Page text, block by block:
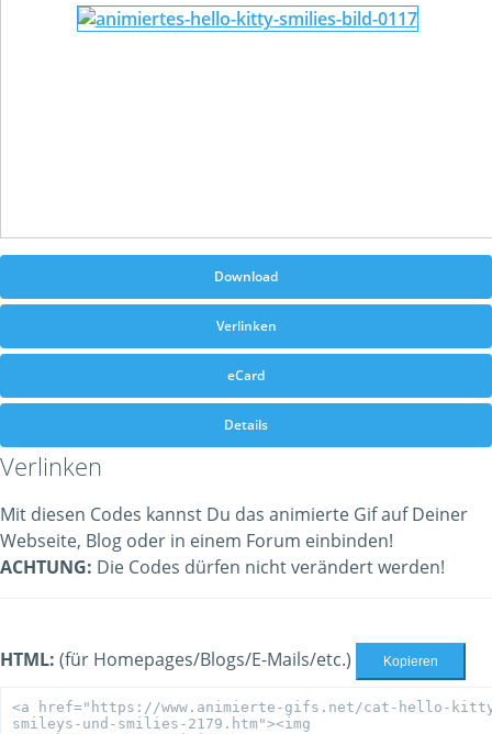
Download
Verlinken
eCard
Details
Verlinken
Mit diesen Codes kannst Du das animierte Gif auf Deiner
Webseite, Blog oder in einem Forum einbinden!
ACHTUNG: Die Codes dürfen nicht verändert werden!
HTML: (für Homepages/Blogs/E-Mails/etc.) Kopieren